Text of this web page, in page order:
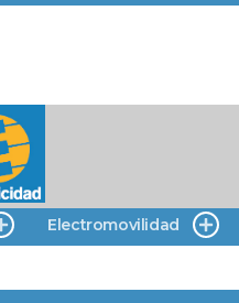
Electromovilidad